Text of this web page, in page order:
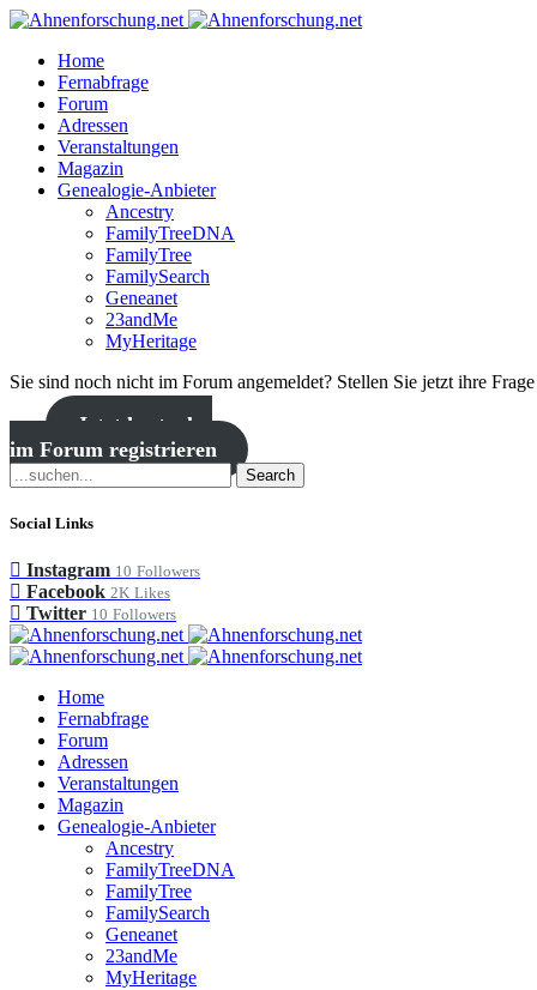
Home
Fernabfrage
Forum
Adressen
Veranstaltungen
Magazin
Genealogie-Anbieter
Ancestry
FamilyTreeDNA
FamilyTree
FamilySearch
Geneanet
23andMe
MyHeritage
Sie sind noch nicht im Forum angemeldet? Stellen Sie jetzt ihre
Jetzt kostenlos
im Forum registrieren
Search
Social Links
Instagram 10 Followers
Facebook 2K Likes
Twitter 10 Followers
Home
Fernabfrage
Forum
Adressen
Veranstaltungen
Magazin
Genealogie-Anbieter
Ancestry
FamilyTreeDNA
FamilyTree
FamilySearch
Geneanet
23andMe
MyHeritage